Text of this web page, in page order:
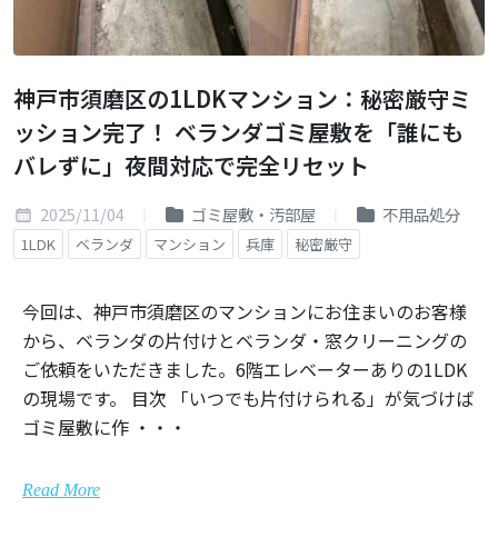
神戸市須磨区の1LDKマンション：秘密厳守ミ
ッション完了！ ベランダゴミ屋敷を「誰にも
バレずに」夜間対応で完全リセット
2025/11/04 ゴミ屋敷・汚部屋 不用品処分
1LDK ベランダ マンション 兵庫 秘密厳守
今回は、神戸市須磨区のマンションにお住まいのお客様
から、ベランダの片付けとベランダ・窓クリーニングの
ご依頼をいただきました。6階エレベーターありの1LDK
の現場です。 目次 「いつでも片付けられる」が気づけば
ゴミ屋敷に作 ・・・
Read More